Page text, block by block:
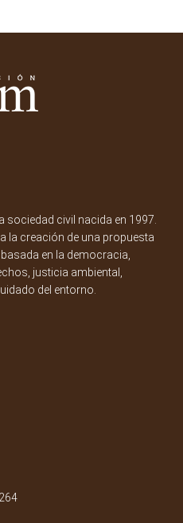
civil nacida en 1997.
la creación de una propuesta
en la democracia,
justicia ambiental,
del entorno.